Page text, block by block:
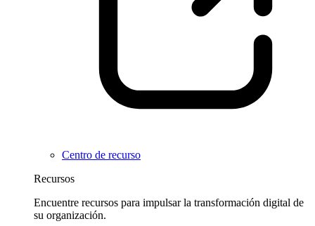
Centro de recurso
Recursos
Encuentre recursos para impulsar la transformación digital de
su organización.